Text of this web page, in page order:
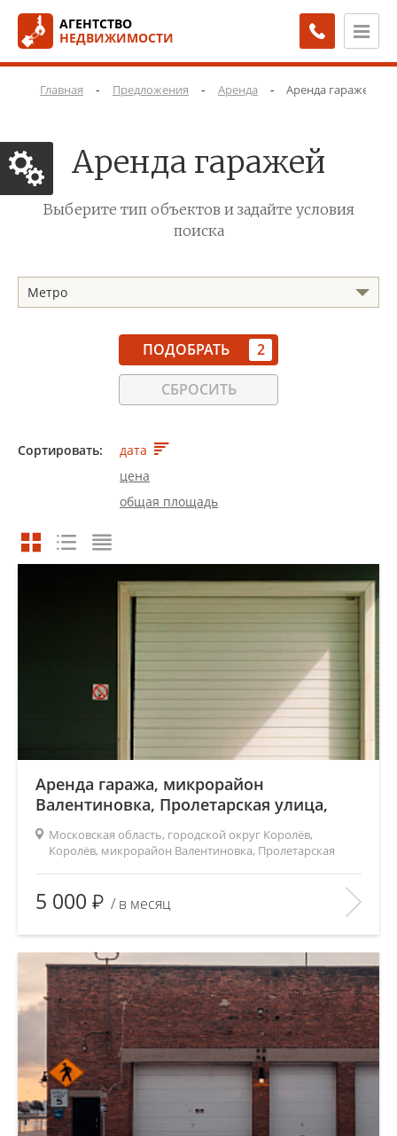
АГЕНТСТВО
НЕДВИЖИМОСТИ
Главная - Предложения - Аренда - Аренда гаражей
Аренда гаражей
Выберите тип объектов и задайте условия
поиска
Метро
ПОДОБРАТЬ 2
СБРОСИТЬ
Сортировать:
дата
цена
общая площадь
Аренда гаража, микрорайон
Валентиновка, Пролетарская улица,
15/6Московская область, городской округ Королёв,
Королёв, микрорайон Валентиновка, Пролетарская
Площадь(общ. /жил. /кухня), м2:
—/—/—
Количество комнат:
—
Этаж:
—/—
В ИЗБРАННОЕ
5 000 / в месяц